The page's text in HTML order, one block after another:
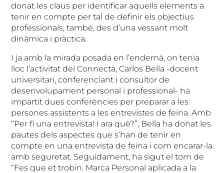
donat les claus per identificar aquells elements a
tenir en compte per tal de definir els objectius
professionals, també, des d’una vessant molt
dinàmica i pràctica.
I ja amb la mirada posada en l’endemà, on tenia
lloc l’activitat del Connecta, Carlos Bella -docent
universitari, conferenciant i consultor de
desenvolupament personal i professional- ha
impartit dues conferències per preparar a les
persones assistents a les entrevistes de feina. Amb
“Per fi una entrevista! I ara què?”, Bella ha donat les
pautes dels aspectes que s’han de tenir en
compte en una entrevista de feina i com encarar-la
amb seguretat. Seguidament, ha sigut el torn de
“Fes que et trobin. Marca Personal aplicada a la